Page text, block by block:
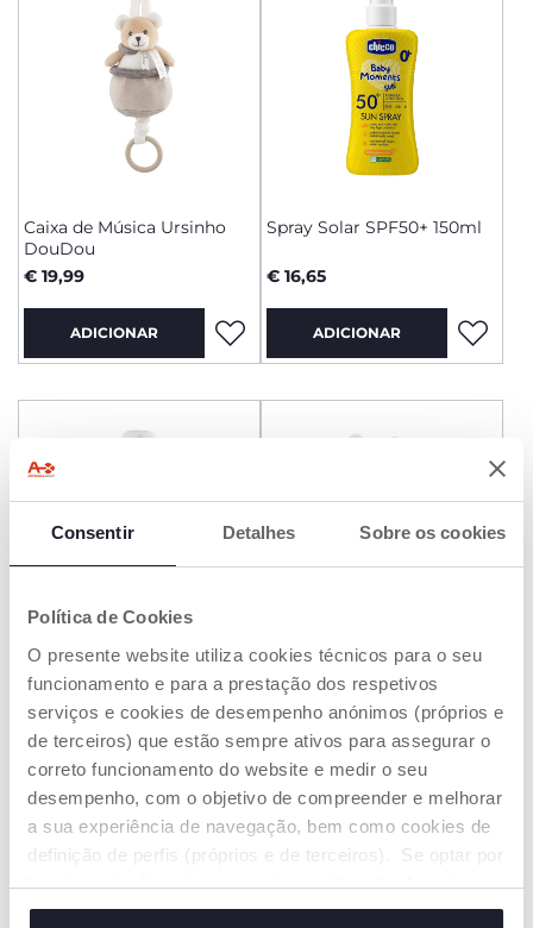
Consentir Detalhes Sobre os cookies
Política de Cookies
O presente website utiliza cookies técnicos para o seu
funcionamento e para a prestação dos respetivos
serviços e cookies de desempenho anónimos (próprios e
de terceiros) que estão sempre ativos para assegurar o
correto funcionamento do website e medir o seu
desempenho, com o objetivo de compreender e melhorar
a sua experiência de navegação, bem como cookies de
definição de perfis (próprios e de terceiros). Se optar por
“aceitar todos” está a consentir na utilização de todos os
cookies. Se quiser saber mais, alterar ou revogar o
Caixa de Música Ursinho
DouDou
€ 19,99
ADICIONAR
Spray Solar SPF50+ 150ml
€ 16,65
ADICIONAR
360 Spray Solar SPF 50+
€ 16,65
Ursinho DouDou
€ 14,99